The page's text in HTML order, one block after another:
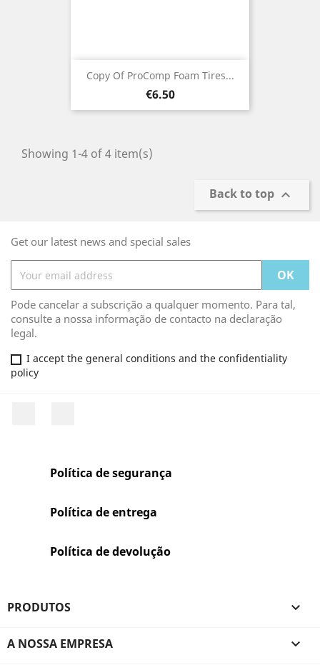
Copy Of ProComp Foam Tires...
Price
€6.50
Showing 1-4 of 4 item(s)
Back to top 
Get our latest news and special sales
Pode cancelar a subscrição a qualquer momento. Para tal,
consulte a nossa informação de contacto na declaração
legal.
I accept the general conditions and the confidentiality
policy
Política de segurança
Política de entrega
Política de devolução
PRODUTOS 
A NOSSA EMPRESA 